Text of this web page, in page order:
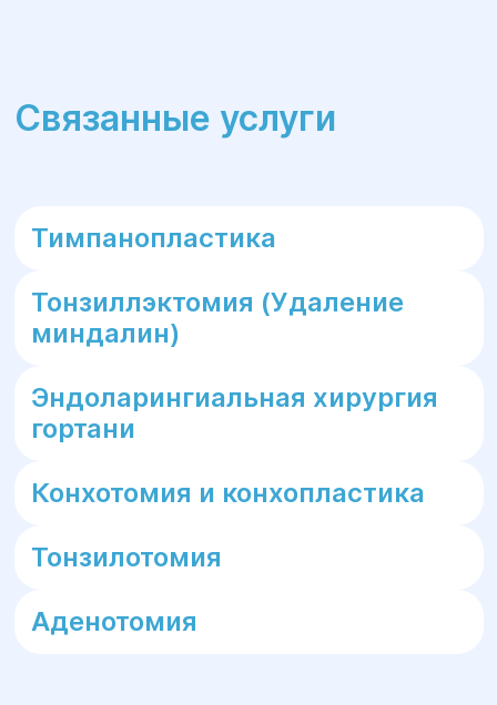
Связанные услуги
Тимпанопластика
Тонзиллэктомия (Удаление
миндалин)
Эндоларингиальная хирургия
гортани
Конхотомия и конхопластика
Тонзилотомия
Аденотомия